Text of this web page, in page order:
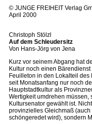
© JUNGE FREIHEIT Verlag
April 2000
Christoph Stölzl
Auf dem Schleudersitz
Von Hans-Jörg von Jena
Kurz vor seinem Abgang hat
Kultur noch einen
Feuilleton in den Lokalteil
seit Monatsanfang nur noch
Hauptstadtkultur als
Wertigkeit umdrehen müssen,
Kultursenator gewählt ist.
provinzielles Gleichmaß
schöngeredet wird), sondern